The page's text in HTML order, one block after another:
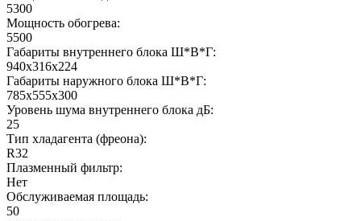
5300
Мощность обогрева:
5500
Габариты внутреннего блока Ш*В*Г:
940x316x224
Габариты наружного блока Ш*В*Г:
785x555x300
Уровень шума внутреннего блока дБ:
25
Тип хладагента (фреона):
R32
Плазменный фильтр:
Нет
Обслуживаемая площадь:
50